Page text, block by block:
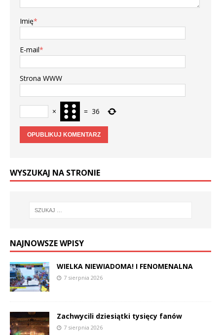
Imię*
E-mail*
Strona WWW
× = 36
WYSZUKAJ NA STRONIE
NAJNOWSZE WPISY
WIELKA NIEWIADOMA! I FENOMENALNA
7 sierpnia 2026
Zachwycili dziesiątki tysięcy fanów
7 sierpnia 2026